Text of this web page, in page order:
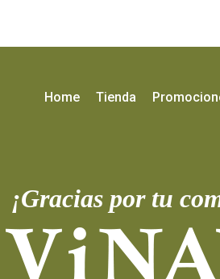
Home Tienda
¡Gracias por tu